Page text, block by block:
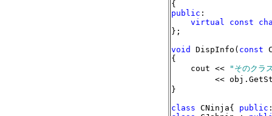
public :
virtual const
};
void
DispInfo( const
{
    cout <<
"そのクラ
<<
}
class CNinja{ public